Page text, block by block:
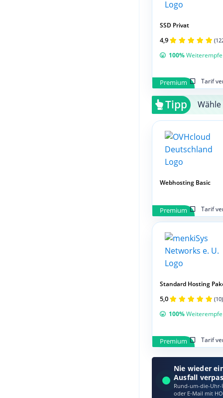
Premium Tarif
SSD Privat
4,9
100%
Tipp
Premium Tarif
Webhosting Basic
Premium Tarif
Standard Hosting
5,0 (10)
100%
Nie wieder
Ausfall
Rund-um-die-Uhr-
oder E‑Mail mit